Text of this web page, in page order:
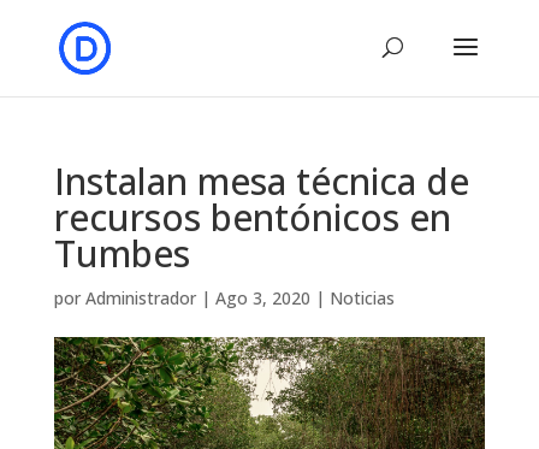
Instalan mesa técnica de
recursos bentónicos en
Tumbes
por Administrador| Ago 3, 2020 | Noticias